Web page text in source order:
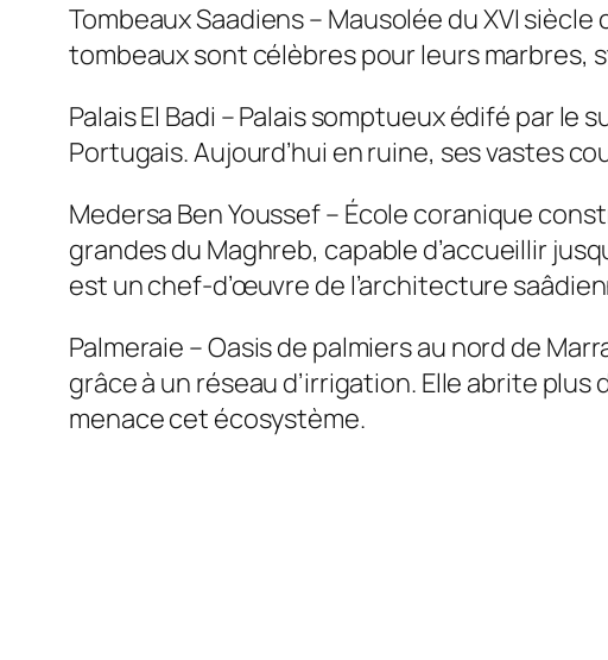
Tombeaux Saadiens – Mausolée du XVI
tombeaux sont célèbres pour leurs marbres,
Palais El Badi – Palais somptueux édifé par
Portugais. Aujourd’hui en ruine, ses vastes
Medersa Ben Youssef – École coranique
grandes du Maghreb, capable d’accueillir
est un chef‑d’œuvre de l’architecture
Palmeraie – Oasis de palmiers au nord de
grâce à un réseau d’irrigation. Elle abrite
menace cet écosystème.